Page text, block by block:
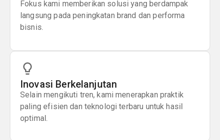
Fokus kami memberikan solusi yang berdampak
langsung pada peningkatan brand dan performa
bisnis.
Inovasi Berkelanjutan
Selain mengikuti tren, kami menerapkan praktik
paling efisien dan teknologi terbaru untuk hasil
optimal.